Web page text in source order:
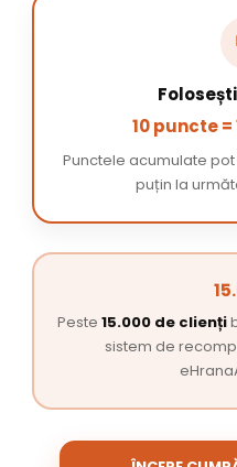
10 puncte
Punctele acumulate
puțin la
Peste 15.000 de clienți
sistem de